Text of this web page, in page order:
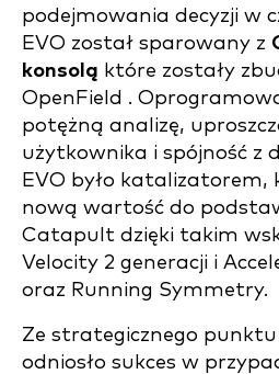
podejmowania decyzji w
EVO został sparowany z
konsolą które zostały
OpenField .
potężną analizę,
użytkownika i spójność z
EVO było katalizatorem,
nową wartość do
Catapult dzięki takim
Velocity 2 generacji i
oraz Running Symmetry.
Ze strategicznego punktu
odniosło sukces w